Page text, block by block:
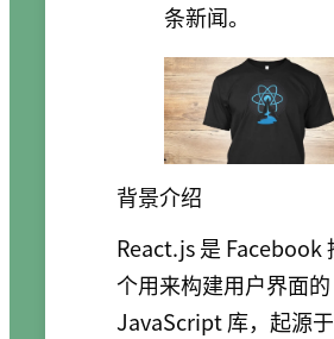
条新闻。
背景介绍
React.js 是 Facebook
个用来构建用户界面的
JavaScript 库，起源于